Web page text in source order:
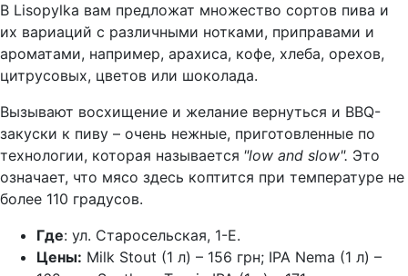
В Lisopylka вам предложат множество сортов пива и
их вариаций с различными нотками, приправами и
ароматами, например, арахиса, кофе, хлеба, орехов,
цитрусовых, цветов или шоколада.
Вызывают восхищение и желание вернуться и BBQ-
закуски к пиву – очень нежные, приготовленные по
технологии, которая называется "low and slow". Это
означает, что мясо здесь коптится при температуре не
более 110 градусов.
Где: ул. Старосельская, 1-Е.
Цены: Milk Stout (1 л) – 156 грн; IPA Nema (1 л) –